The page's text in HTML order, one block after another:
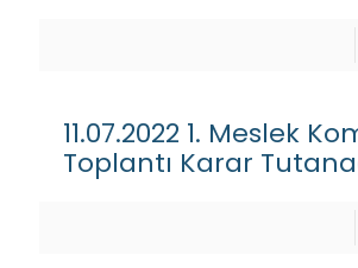
11.07.2022 1. Meslek
Toplantı Karar